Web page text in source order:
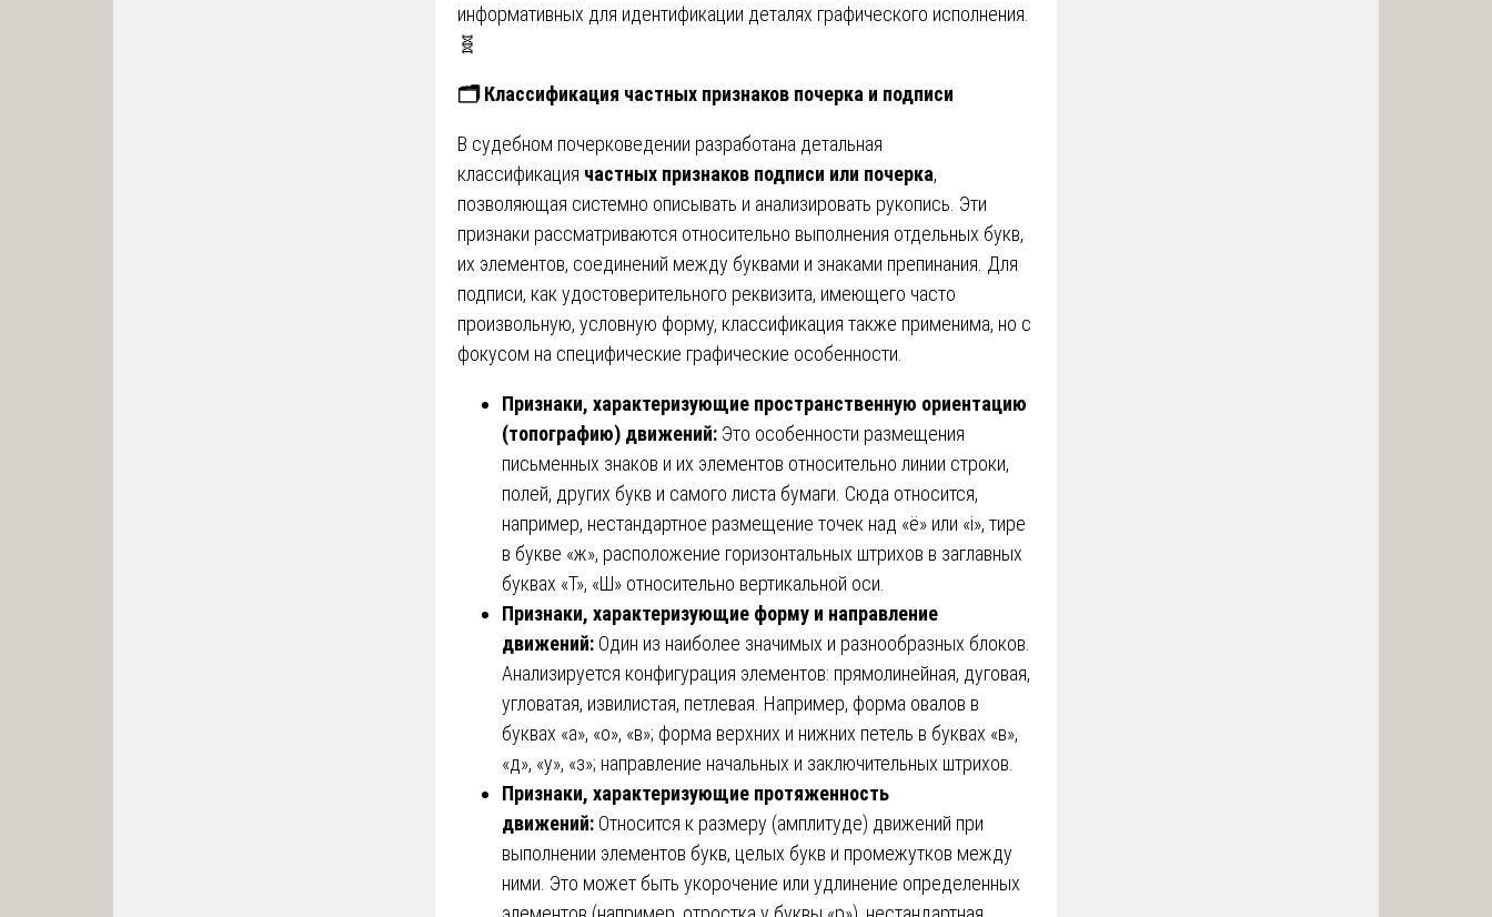
информативных для идентификации деталях графического исполнения.
🧬
🗂️ Классификация частных признаков почерка и подписи
В судебном почерковедении разработана детальная
классификация частных признаков подписи или почерка,
позволяющая системно описывать и анализировать рукопись. Эти
признаки рассматриваются относительно выполнения отдельных букв,
их элементов, соединений между буквами и знаками препинания. Для
подписи, как удостоверительного реквизита, имеющего часто
произвольную, условную форму, классификация также применима, но с
фокусом на специфические графические особенности.
Признаки, характеризующие пространственную ориентацию
(топографию) движений: Это особенности размещения
письменных знаков и их элементов относительно линии строки,
полей, других букв и самого листа бумаги. Сюда относится,
например, нестандартное размещение точек над «ё» или «i», тире
в букве «ж», расположение горизонтальных штрихов в заглавных
буквах «Т», «Ш» относительно вертикальной оси.
Признаки, характеризующие форму и направление
движений: Один из наиболее значимых и разнообразных блоков.
Анализируется конфигурация элементов: прямолинейная, дуговая,
угловатая, извилистая, петлевая. Например, форма овалов в
буквах «а», «о», «в»; форма верхних и нижних петель в буквах «в»,
«д», «у», «з»; направление начальных и заключительных штрихов.
Признаки, характеризующие протяженность
движений: Относится к размеру (амплитуде) движений при
выполнении элементов букв, целых букв и промежутков между
ними. Это может быть укорочение или удлинение определенных